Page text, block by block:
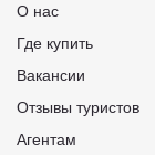
О нас
Где купить
Вакансии
Отзывы туристов
Агентам